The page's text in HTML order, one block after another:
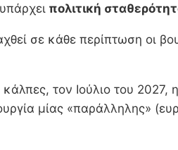
πολιτική
σε κάθε περίπτωση οι
τον Ιούλιο του
μίας «παράλληλης»